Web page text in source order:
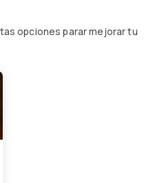
opciones parar mejorar tu